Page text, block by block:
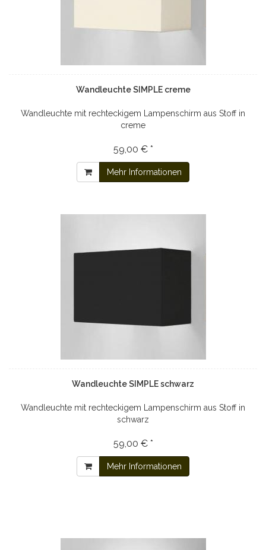
Wandleuchte SIMPLE creme
Wandleuchte mit rechteckigem Lampenschirm aus Stoff in
creme
59,00 € *
Mehr Informationen
Wandleuchte SIMPLE schwarz
Wandleuchte mit rechteckigem Lampenschirm aus Stoff in
schwarz
59,00 € *
Mehr Informationen